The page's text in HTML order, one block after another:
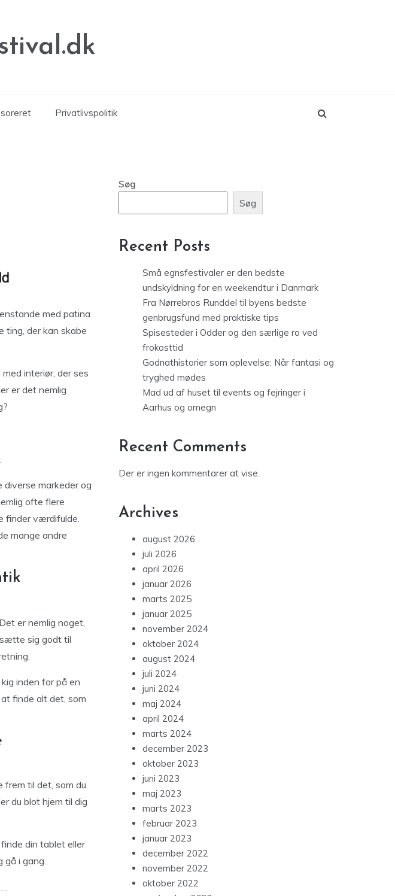
Privatlivspolitik
med patina
ting, der kan skabe
interiør, der ses
er det nemlig
diverse markeder og
ofte flere
finder værdifulde.
mange andre
er nemlig noget,
sig godt til
inden for på en
finde alt det, som
frem til det, som du
du blot hjem til dig
din tablet eller
gå i gang.
Søg
Søg
Recent Posts
Små egnsfestivaler er den bedste
undskyldning for en weekendtur i Danmark
Fra Nørrebros Runddel til byens bedste
genbrugsfund med praktiske tips
Spisesteder i Odder og den særlige ro ved
frokosttid
Godnathistorier som oplevelse: Når fantasi og
tryghed mødes
Mad ud af huset til events og fejringer i
Aarhus og omegn
Recent Comments
Der er ingen kommentarer at vise.
Archives
august 2026
juli 2026
april 2026
januar 2026
marts 2025
januar 2025
november 2024
oktober 2024
august 2024
juli 2024
juni 2024
maj 2024
april 2024
marts 2024
december 2023
oktober 2023
juni 2023
maj 2023
marts 2023
februar 2023
januar 2023
december 2022
november 2022
oktober 2022